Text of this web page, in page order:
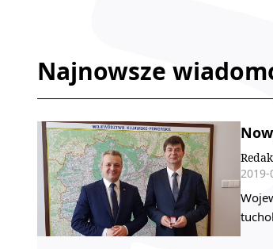
Najnowsze
2019-